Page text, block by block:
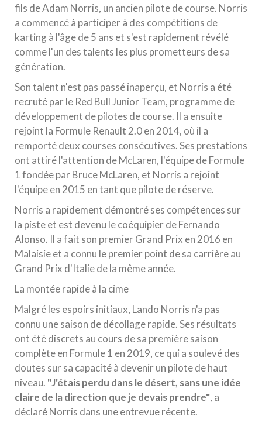
fils de Adam Norris, un ancien pilote de course. Norris
a commencé à participer à des compétitions de
karting à l'âge de 5 ans et s'est rapidement révélé
comme l'un des talents les plus prometteurs de sa
génération.
Son talent n'est pas passé inaperçu, et Norris a été
recruté par le Red Bull Junior Team, programme de
développement de pilotes de course. Il a ensuite
rejoint la Formule Renault 2.0 en 2014, où il a
remporté deux courses consécutives. Ses prestations
ont attiré l'attention de McLaren, l'équipe de Formule
1 fondée par Bruce McLaren, et Norris a rejoint
l'équipe en 2015 en tant que pilote de réserve.
Norris a rapidement démontré ses compétences sur
la piste et est devenu le coéquipier de Fernando
Alonso. Il a fait son premier Grand Prix en 2016 en
Malaisie et a connu le premier point de sa carrière au
Grand Prix d'Italie de la même année.
La montée rapide à la cime
Malgré les espoirs initiaux, Lando Norris n'a pas
connu une saison de décollage rapide. Ses résultats
ont été discrets au cours de sa première saison
complète en Formule 1 en 2019, ce qui a soulevé des
doutes sur sa capacité à devenir un pilote de haut
niveau. "J'étais perdu dans le désert, sans une idée
claire de la direction que je devais prendre", a
déclaré Norris dans une entrevue récente.